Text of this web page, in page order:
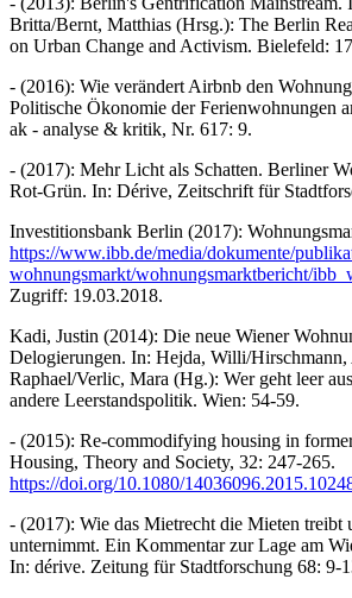
Britta/Bernt, Matthias (Hrsg.): The Berlin
on Urban Change and Activism. Bielefeld:
- (2016): Wie verändert Airbnb den
Politische Ökonomie der Ferienwohnungen
ak - analyse & kritik, Nr. 617: 9.
- (2017): Mehr Licht als Schatten. Berliner
Rot-Grün. In: Dérive, Zeitschrift für
Investitionsbank Berlin (2017):
https://www.ibb.de/media/dokumente/
wohnungsmarkt/wohnungsmarktbericht/
Zugriff: 19.03.2018.
Kadi, Justin (2014): Die neue Wiener
Delogierungen. In: Hejda, Willi/
Raphael/Verlic, Mara (Hg.): Wer geht leer
andere Leerstandspolitik. Wien: 54-59.
- (2015): Re-commodifying housing in
Housing, Theory and Society, 32: 247-265.
https://doi.org/10.1080/
- (2017): Wie das Mietrecht die Mieten treibt
unternimmt. Ein Kommentar zur Lage am
In: dérive. Zeitung für Stadtforschung 68: 9-